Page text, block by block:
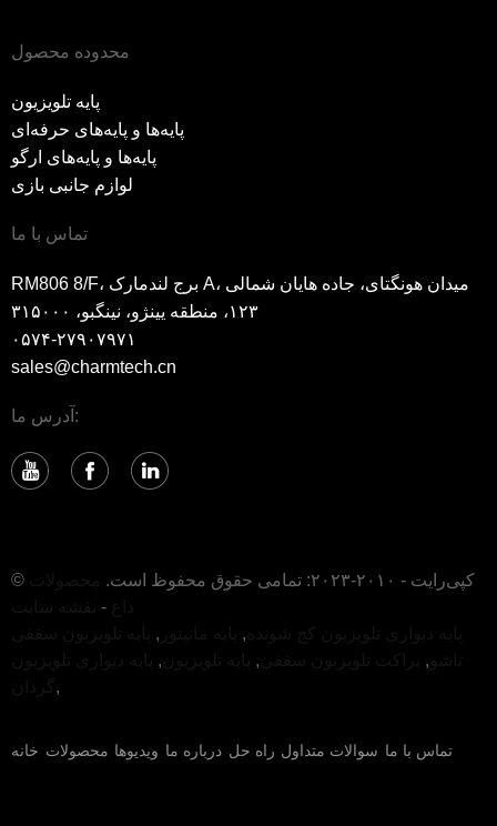
محدوده محصول
پایه تلویزیون
پایه‌ها و پایه‌های حرفه‌ای
پایه‌ها و پایه‌های ارگو
لوازم جانبی بازی
تماس با ما
RM806 8/F، برج لندمارک A، میدان هونگتای، جاده هایان شمالی
۱۲۳، منطقه یینژو، نینگبو، ۳۱۵۰۰۰
۰۵۷۴-۲۷۹۰۷۹۷۱
sales@charmtech.cn
آدرس ما:
© کپی‌رایت - ۲۰۱۰-۲۰۲۳: تمامی حقوق محفوظ است.
-
,
,
,
,
,
,
خانه محصولات ویدیوها درباره ما راه حل سوالات متداول تماس با ما